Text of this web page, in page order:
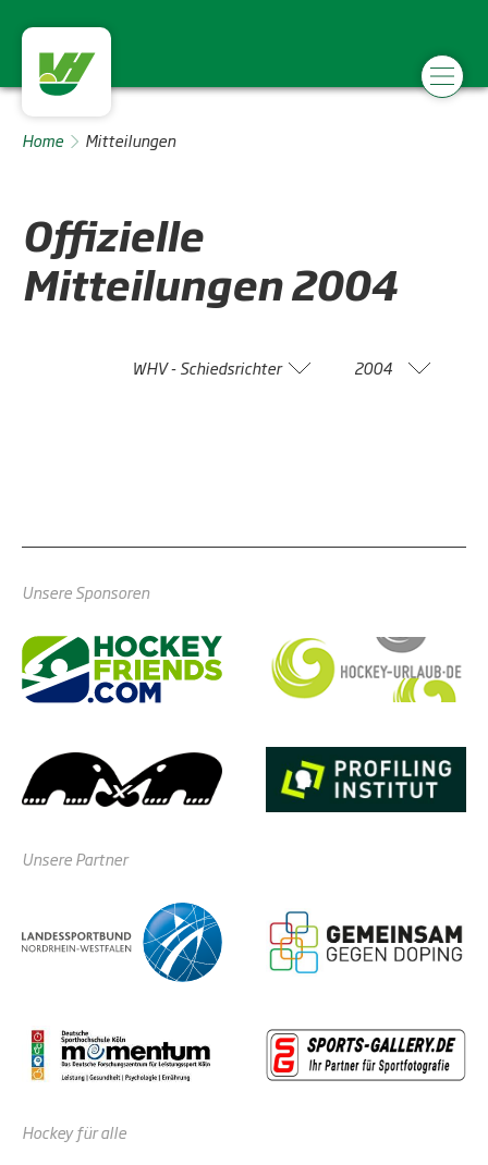
Home Mitteilungen
Offizielle
Mitteilungen2004
WHV - Schiedsrichter 2004
Unsere Sponsoren
Unsere Partner
Hockey für alle